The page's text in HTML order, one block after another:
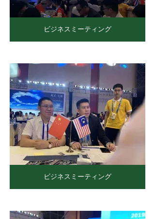
ビジネスミーティング
ビジネスミーティング